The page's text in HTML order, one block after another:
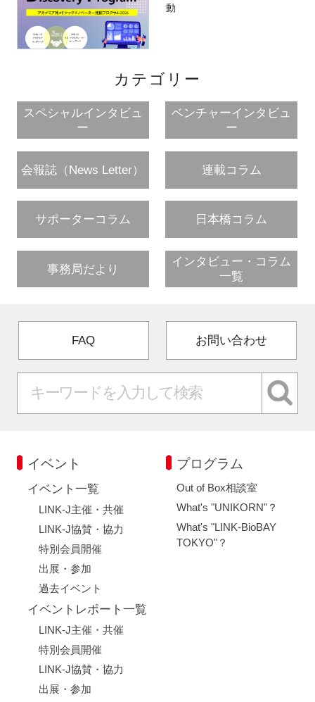
動
カテゴリー
スペシャルインタビュ
ー
ベンチャーインタビュ
ー
会報誌（News Letter） 連載コラム
サポーターコラム 日本橋コラム
事務局だより
インタビュー・コラム
一覧
FAQ お問い合わせ
イベント
イベント一覧
LINK-J主催・共催
LINK-J協賛・協力
特別会員開催
出展・参加
過去イベント
イベントレポート一覧
LINK-J主催・共催
特別会員開催
LINK-J協賛・協力
出展・参加
プログラム
Out of Box相談室
What's "UNIKORN"？
What's "LINK-BioBAY
TOKYO"？